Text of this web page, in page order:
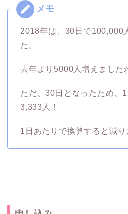
2018年は、30日で100,000
た。
去年より5000人増えました
ただ、30日となったため、
3,333人！
1日あたりで換算すると減